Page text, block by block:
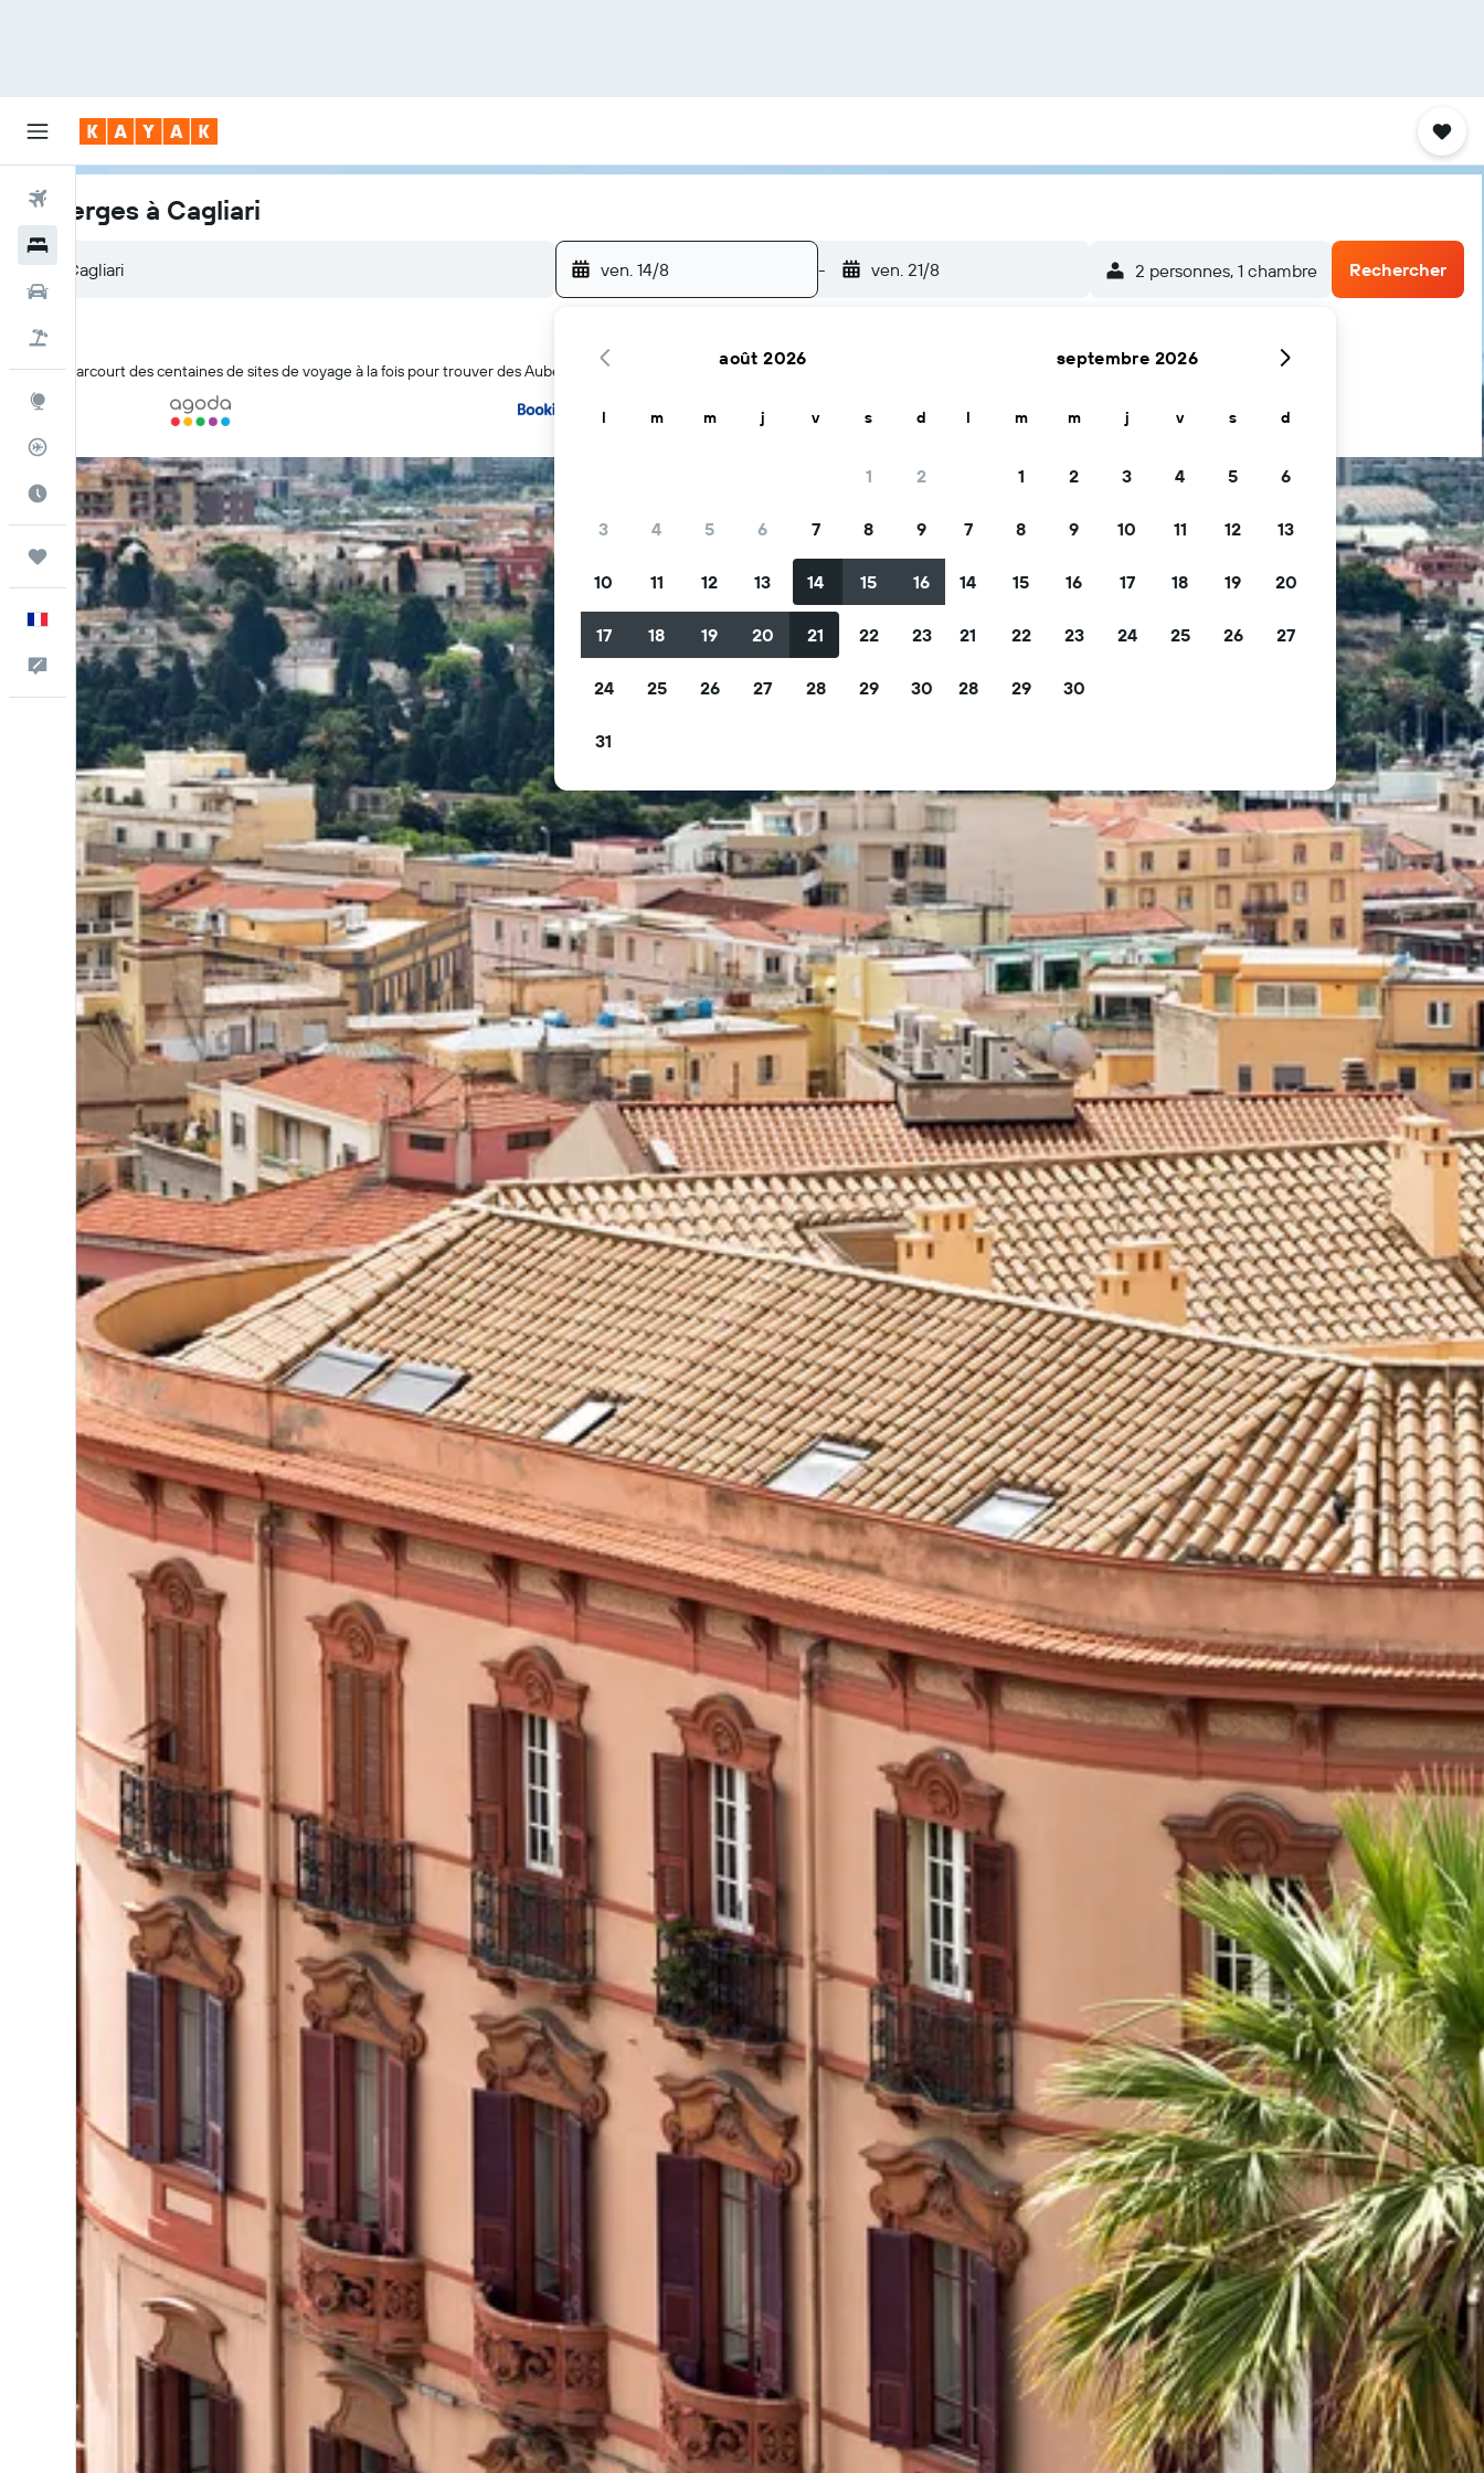
Meilleur moment pour voyager
Trips
Français
Commentaires
Auberges à Cagliari
ven. 14/8 - ven. 21/8 2 personnes, 1 chambre Rechercher
KAYAK parcourt des centaines de sites de voyage à la fois pour trouver des Auberges à Cagliari
… et plus
août 2026
l m m j v s d
1 2
3 4 5 6 7 8 9
10 11 12 13 14 15 16
17 18 19 20 21 22 23
24 25 26 27 28 29 30
31
septembre 2026
l m m j v s d
1 2 3 4 5 6
7 8 9 10 11 12 13
14 15 16 17 18 19 20
21 22 23 24 25 26 27
28 29 30